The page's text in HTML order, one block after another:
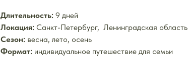
Длительность: 9 дней
Локация: Санкт-Петербург, Ленинградская область
Сезон: весна, лето, осень
Формат: индивидуальное путешествие для семьи